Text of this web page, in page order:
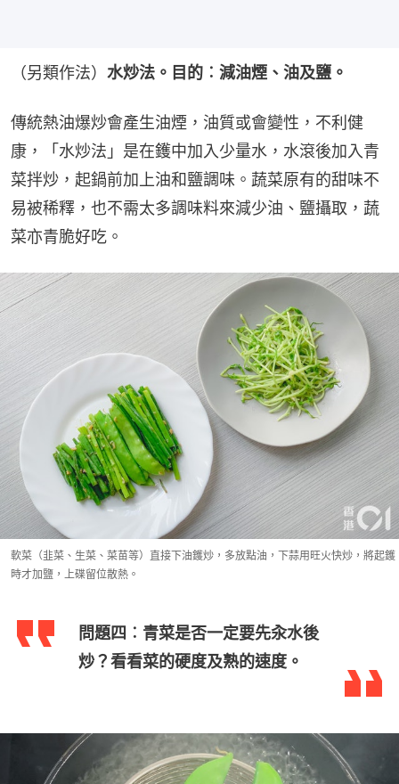
（另類作法） 水炒法。目的︰減油煙、油及鹽。
傳統熱油爆炒會產生油煙，油質或會變性，不利健
康，「水炒法」是在鑊中加入少量水，水滾後加入青
菜拌炒，起鍋前加上油和鹽調味。蔬菜原有的甜味不
易被稀釋，也不需太多調味料來減少油、鹽攝取，蔬
菜亦青脆好吃。
軟菜（韭菜、生菜、菜苗等）直接下油鑊炒，多放點油，下蒜用旺火快炒，將起鑊
時才加鹽，上碟留位散熱。
問題四︰青菜是否一定要先汆水後
炒？看看菜的硬度及熟的速度。